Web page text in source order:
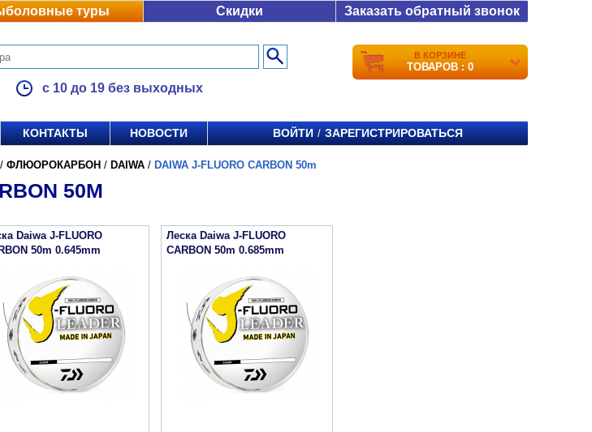
туры Скидки Заказать обратный звонок
с 10 до 19 без выходных
В КОРЗИНЕ
ТОВАРОВ : 0
КОНТАКТЫ НОВОСТИ ВОЙТИ / ЗАРЕГИСТРИРОВАТЬСЯ
/ ФЛЮОРОКАРБОН / DAIWA / DAIWA J-FLUORO CARBON 50m
50M
Daiwa J-FLUORO
50m 0.645mm
Леска Daiwa J-FLUORO
CARBON 50m 0.685mm